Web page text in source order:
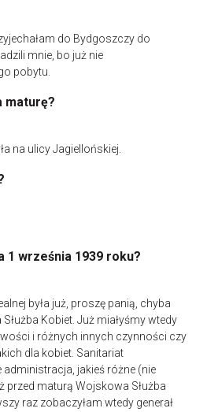
do Bydgoszczy do
mnie, bo już nie
pobytu.
maturę?
na ulicy Jagiellońskiej.
1 września 1939 roku?
była już, proszę panią, chyba
Kobiet. Już miałyśmy wtedy
i różnych innych czynności czy
dla kobiet. Sanitariat
jakieś różne (nie
przed maturą Wojskowa Służba
raz zobaczyłam wtedy generał